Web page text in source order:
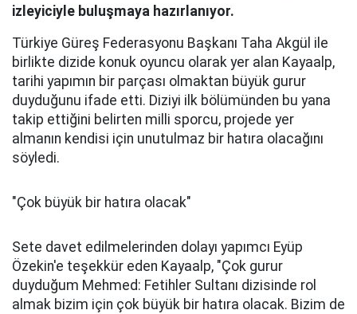
izleyiciyle buluşmaya hazırlanıyor.
Türkiye Güreş Federasyonu Başkanı Taha Akgül ile
birlikte dizide konuk oyuncu olarak yer alan Kayaalp,
tarihi yapımın bir parçası olmaktan büyük gurur
duyduğunu ifade etti. Diziyi ilk bölümünden bu yana
takip ettiğini belirten milli sporcu, projede yer
almanın kendisi için unutulmaz bir hatıra olacağını
söyledi.
"Çok büyük bir hatıra olacak"
Sete davet edilmelerinden dolayı yapımcı Eyüp
Özekin'e teşekkür eden Kayaalp, "Çok gurur
duyduğum Mehmed: Fetihler Sultanı dizisinde rol
almak bizim için çok büyük bir hatıra olacak. Bizim de